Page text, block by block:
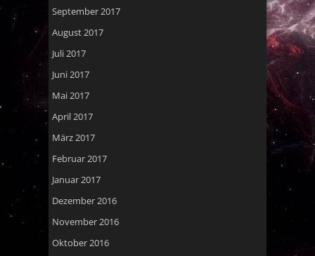
September 2017
August 2017
Juli 2017
Juni 2017
Mai 2017
April 2017
März 2017
Februar 2017
Januar 2017
Dezember 2016
November 2016
Oktober 2016